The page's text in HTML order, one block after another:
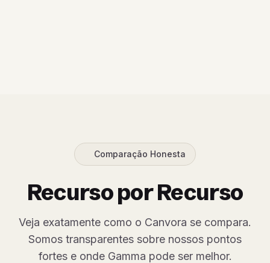
Comparação Honesta
Recurso por Recurso
Veja exatamente como o Canvora se compara.
Somos transparentes sobre nossos pontos
fortes e onde Gamma pode ser melhor.